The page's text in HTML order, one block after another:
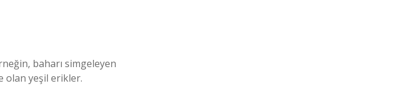
baharı simgeleyen
olan yeşil erikler.